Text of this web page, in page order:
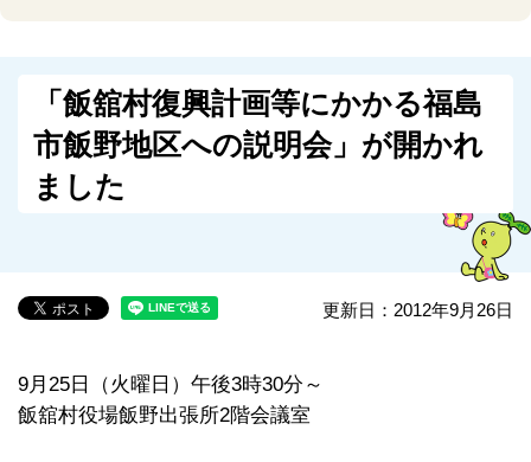
「飯舘村復興計画等にかかる福島
市飯野地区への説明会」が開かれ
ました
更新日：2012年9月26日
9月25日（火曜日）午後3時30分～
飯舘村役場飯野出張所2階会議室